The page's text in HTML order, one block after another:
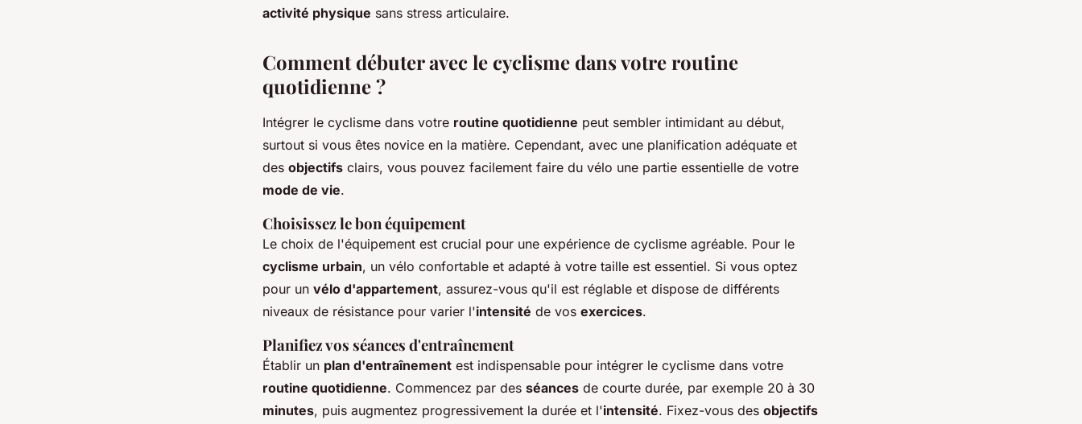
activité physique sans stress articulaire.
Comment débuter avec le cyclisme dans votre routine
quotidienne ?
Intégrer le cyclisme dans votre routine quotidienne peut sembler intimidant au début,
surtout si vous êtes novice en la matière. Cependant, avec une planification adéquate et
des objectifs clairs, vous pouvez facilement faire du vélo une partie essentielle de votre
mode de vie.
Choisissez le bon équipement
Le choix de l'équipement est crucial pour une expérience de cyclisme agréable. Pour le
cyclisme urbain, un vélo confortable et adapté à votre taille est essentiel. Si vous optez
pour un vélo d'appartement, assurez-vous qu'il est réglable et dispose de différents
niveaux de résistance pour varier l'intensité de vos exercices.
Planifiez vos séances d'entraînement
Établir un plan d'entraînement est indispensable pour intégrer le cyclisme dans votre
routine quotidienne. Commencez par des séances de courte durée, par exemple 20 à 30
minutes, puis augmentez progressivement la durée et l'intensité. Fixez-vous des objectifs